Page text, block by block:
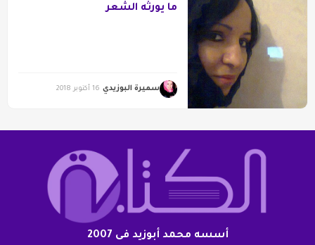
ما يورثه الشعر
سميرة البوزيدي 16 أكتوبر 2018
أسسه محمد أبوزيد فى 2007